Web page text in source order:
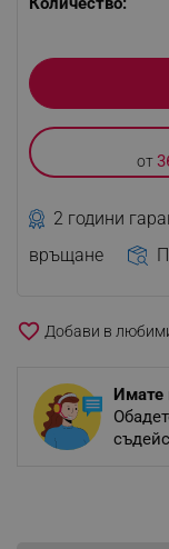
от
2 години
връщане
favorite_border
Имате